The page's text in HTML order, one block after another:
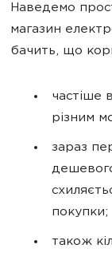
Наведемо
магазин
бачить, що
частіше
різним
зараз
покупки;
також